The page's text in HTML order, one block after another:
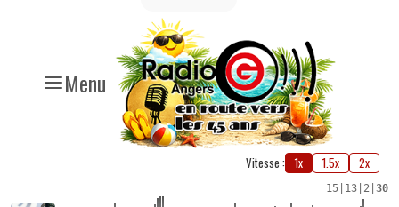
Menu
Vitesse : 1x 1.5x 2x
15 13 2 30